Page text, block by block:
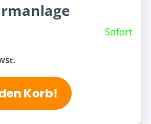
Sofort
Korb!